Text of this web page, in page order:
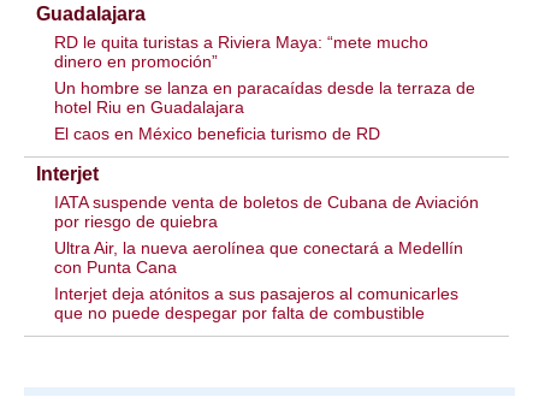
Guadalajara
RD le quita turistas a Riviera Maya: “mete mucho
dinero en promoción”
Un hombre se lanza en paracaídas desde la terraza de
hotel Riu en Guadalajara
El caos en México beneficia turismo de RD
Interjet
IATA suspende venta de boletos de Cubana de Aviación
por riesgo de quiebra
Ultra Air, la nueva aerolínea que conectará a Medellín
con Punta Cana
Interjet deja atónitos a sus pasajeros al comunicarles
que no puede despegar por falta de combustible